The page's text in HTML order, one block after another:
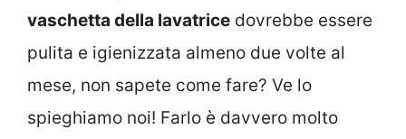
vaschetta della lavatrice dovrebbe essere
pulita e igienizzata almeno due volte al
mese, non sapete come fare? Ve lo
spieghiamo noi! Farlo è davvero molto